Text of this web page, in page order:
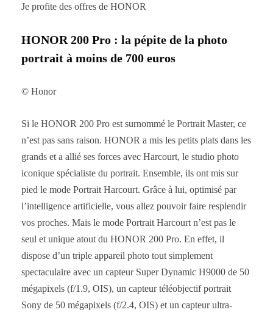
Je profite des offres de HONOR
HONOR 200 Pro : la pépite de la photo
portrait à moins de 700 euros
© Honor
Si le HONOR 200 Pro est surnommé le Portrait Master, ce
n’est pas sans raison. HONOR a mis les petits plats dans les
grands et a allié ses forces avec Harcourt, le studio photo
iconique spécialiste du portrait. Ensemble, ils ont mis sur
pied le mode Portrait Harcourt. Grâce à lui, optimisé par
l’intelligence artificielle, vous allez pouvoir faire resplendir
vos proches. Mais le mode Portrait Harcourt n’est pas le
seul et unique atout du HONOR 200 Pro. En effet, il
dispose d’un triple appareil photo tout simplement
spectaculaire avec un capteur Super Dynamic H9000 de 50
mégapixels (f/1.9, OIS), un capteur téléobjectif portrait
Sony de 50 mégapixels (f/2.4, OIS) et un capteur ultra-